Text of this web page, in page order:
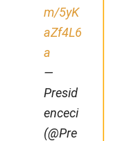
m/5yK
aZf4L6
a
—
Presid
enceci
(@Pre